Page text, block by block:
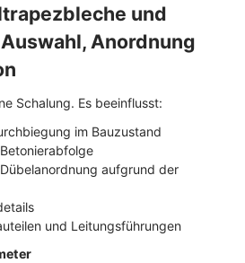
und
Anordnung
Schalung. Es beeinflusst:
im Bauzustand
aufgrund der
und Leitungsführungen